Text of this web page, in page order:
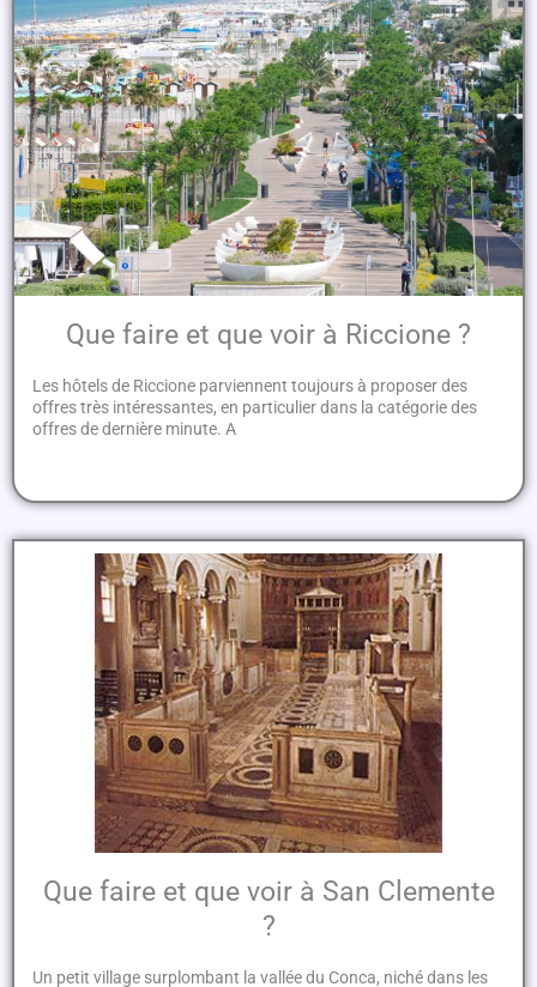
Que faire et que voir à Riccione ?
Les hôtels de Riccione parviennent toujours à proposer des
offres très intéressantes, en particulier dans la catégorie des
offres de dernière minute. A
Que faire et que voir à San Clemente
?
Un petit village surplombant la vallée du Conca, niché dans les